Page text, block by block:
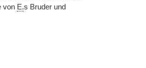
von E.s Bruder und